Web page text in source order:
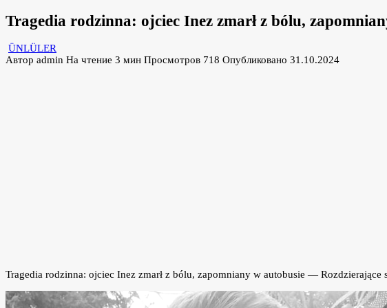
Tragedia rodzinna: ojciec Inez zmarł z bólu,
ÜNLÜLER
Автор admin На чтение 3 мин Просмотров 718 Опубликовано 31.10.2024
Tragedia rodzinna: ojciec Inez zmarł z bólu, zapomniany w autobusie —